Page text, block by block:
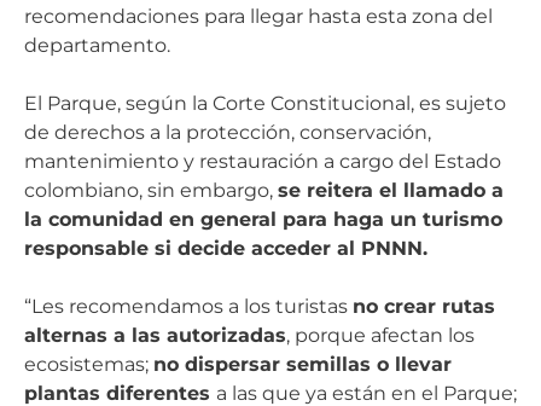
recomendaciones para llegar hasta esta zona del
departamento.
El Parque, según la Corte Constitucional, es sujeto
de derechos a la protección, conservación,
mantenimiento y restauración a cargo del Estado
colombiano, sin embargo, se reitera el llamado a
la comunidad en general para haga un turismo
responsable si decide acceder al PNNN.
“Les recomendamos a los turistas no crear rutas
alternas a las autorizadas, porque afectan los
ecosistemas; no dispersar semillas o llevar
plantas diferentes a las que ya están en el Parque;